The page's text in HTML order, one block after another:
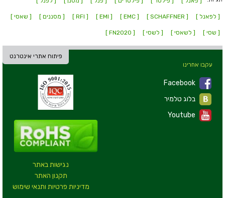
[ לפאנל ] [ SCHAFFNER ]
[ EMC ]
[ EMI ]
[ RFI ] [ מסננים ] [ שאסי ]
[ שסי ] [ לשאסי ] [ לשסי ] [ FN2020 ]
פיתוח אתרי אינטרנט
נגישות באתר
תקנון האתר
מדיניות פרטיות ותנאי שימוש
עקבו אחרינו
Facebook
Youtube